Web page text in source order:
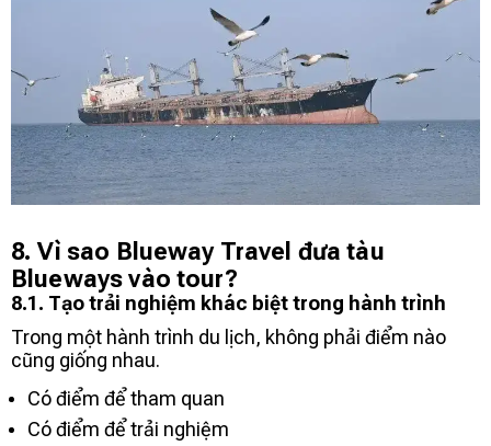
8. Vì sao Blueway Travel đưa tàu
Blueways vào tour?
8.1. Tạo trải nghiệm khác biệt trong hành trình
Trong một hành trình du lịch, không phải điểm nào
cũng giống nhau.
Có điểm để tham quan
Có điểm để trải nghiệm